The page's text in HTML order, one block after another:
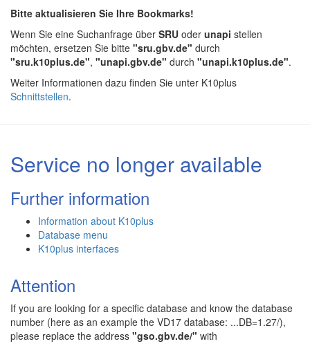
Bitte aktualisieren Sie Ihre Bookmarks!
Wenn Sie eine Suchanfrage über SRU oder unapi stellen
möchten, ersetzen Sie bitte "sru.gbv.de" durch
"sru.k10plus.de", "unapi.gbv.de" durch "unapi.k10plus.de".
Weiter Informationen dazu finden Sie unter K10plus
Schnittstellen.
Service no longer available
Further information
Information about K10plus
Database menu
K10plus interfaces
Attention
If you are looking for a specific database and know the database
number (here as an example the VD17 database: ...DB=1.27/),
please replace the address "gso.gbv.de/" with